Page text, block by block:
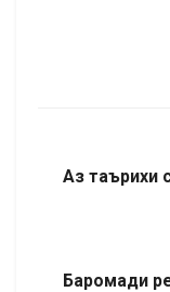
Аз таърихи
Баромади